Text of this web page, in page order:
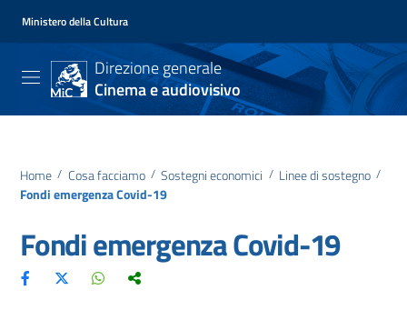
Ministero della Cultura
Direzione generale
Cinema e audiovisivo
Home / Cosa facciamo / Sostegni economici / Linee di sostegno /
Fondi emergenza Covid-19
Fondi emergenza Covid-19